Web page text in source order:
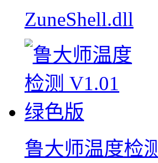
ZuneShell.dll
鲁大师温度检